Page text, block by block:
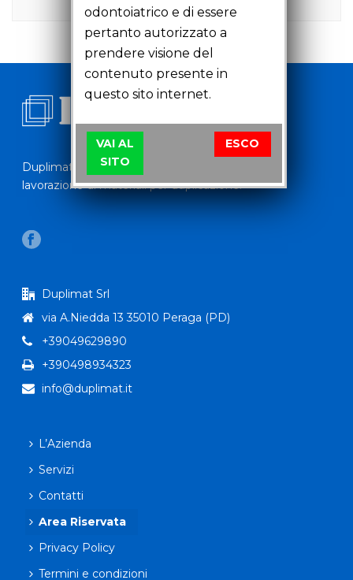
Duplimat si occupa dal 1999 della vendita e della
lavorazione di materiali per duplicazione.
Duplimat Srl
via A.Niedda 13 35010 Peraga (PD)
+39049629890
+390498934323
info@duplimat.it
L’Azienda
Servizi
Contatti
Area Riservata
Privacy Policy
Termini e condizioni
odontoiatrico e di essere
pertanto autorizzato a
prendere visione del
contenuto presente in
questo sito internet.
VAI AL
SITO
ESCO